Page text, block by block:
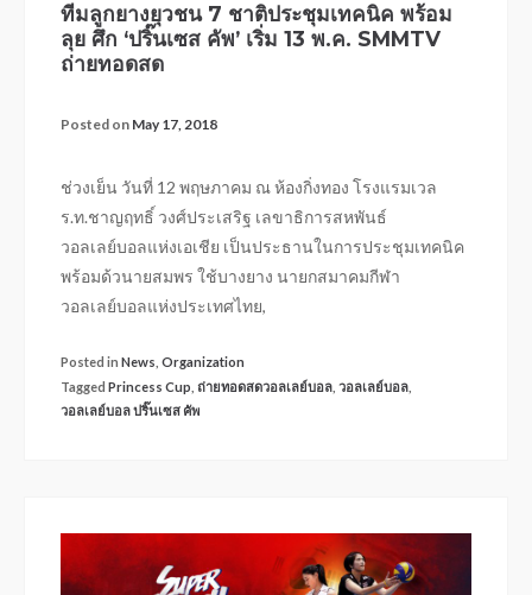
ทีมลูกยางยุวชน 7 ชาติประชุมเทคนิค พร้อม
ลุย ศึก ‘ปริ๊นเซส คัพ’ เริ่ม 13 พ.ค. SMMTV
ถ่ายทอดสด
Posted on May 17, 2018
ช่วงเย็น วันที่ 12 พฤษภาคม ณ ห้องกิ่งทอง โรงแรมเวล
ร.ท.ชาญฤทธิ์ วงศ์ประเสริฐ เลขาธิการสหพันธ์
วอลเลย์บอลแห่งเอเชีย เป็นประธานในการประชุมเทคนิค
พร้อมด้วนายสมพร ใช้บางยาง นายกสมาคมกีฬา
วอลเลย์บอลแห่งประเทศไทย,
Posted in News Organization
Tagged Princess Cup ถ่ายทอดสดวอลเลย์บอล วอลเลย์บอล
วอลเลย์บอล ปริ๊นเซส คัพ